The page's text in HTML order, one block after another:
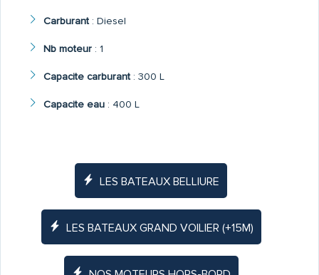
Carburant: Diesel
Nb moteur: 1
Capacite carburant: 300 L
Capacite eau: 400 L
LES BATEAUX BELLIURE
LES BATEAUX GRAND VOILIER (+15M)